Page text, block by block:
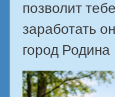
позволит
заработать
город Родина